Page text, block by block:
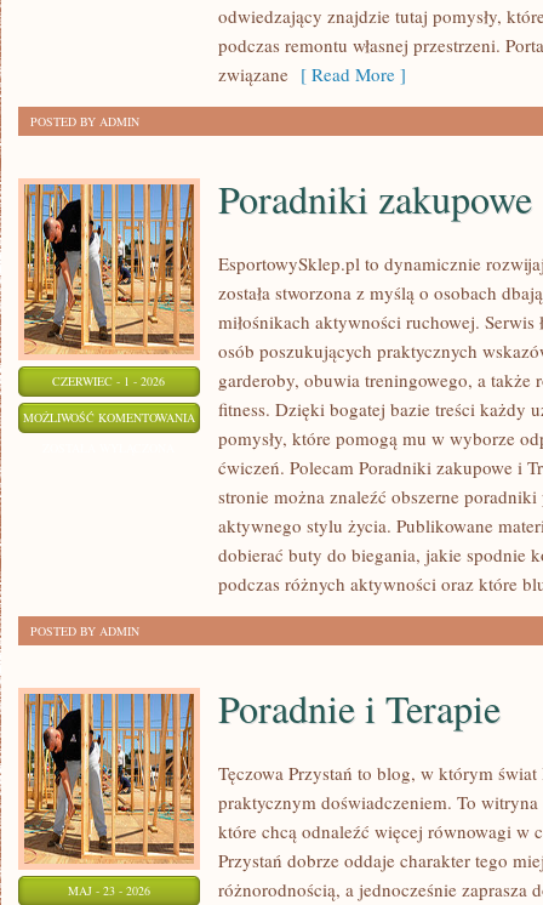
odwiedzający znajdzie tutaj pomysły,
podczas remontu własnej przestrzeni.
związane [ Read More ]
POSTED BY ADMIN
CZERWIEC - 1 - 2026
MOŻLIWOŚĆ KOMENTOWANIA PORADNIKI
ZAKUPOWE
Poradniki zakupowe
EsportowySklep.pl to dynamicznie
została stworzona z myślą o osobach
miłośnikach aktywności ruchowej.
osób poszukujących praktycznych
garderoby, obuwia treningowego, a także
fitness. Dzięki bogatej bazie treści każdy
pomysły, które pomogą mu w wyborze
ćwiczeń. Polecam Poradniki zakupowe i
stronie można znaleźć obszerne poradniki
aktywnego stylu życia. Publikowane
dobierać buty do biegania, jakie spodnie
podczas różnych aktywności oraz które
POSTED BY ADMIN
MAJ - 23 - 2026
Poradnie i Terapie
Tęczowa Przystań to blog, w którym
praktycznym doświadczeniem. To
które chcą odnaleźć więcej równowagi w
Przystań dobrze oddaje charakter tego
różnorodnością, a jednocześnie zaprasza